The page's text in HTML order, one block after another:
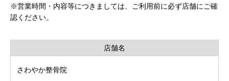
※営業時間・内容等につきましては、ご利用前に必ず店舗にご確
認ください。
店舗名
さわやか整骨院